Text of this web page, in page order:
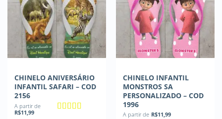
CHINELO ANIVERSÁRIO
INFANTIL SAFARI – COD
2156
A partir de
R$11,99
CHINELO INFANTIL
MONSTROS SA
PERSONALIZADO – COD
1996
A partir de R$11,99